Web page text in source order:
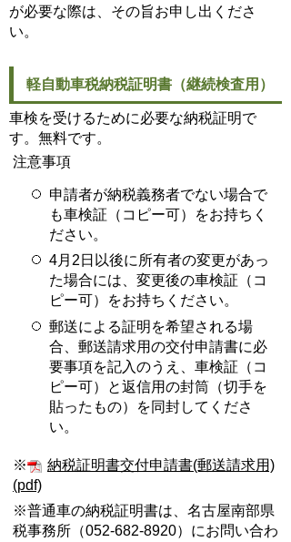
が必要な際は、その旨お申し出くださ
い。
軽自動車税納税証明書（継続検査用）
車検を受けるために必要な納税証明で
す。無料です。
注意事項
申請者が納税義務者でない場合で
も車検証（コピー可）をお持ちく
ださい。
4月2日以後に所有者の変更があっ
た場合には、変更後の車検証（コ
ピー可）をお持ちください。
郵送による証明を希望される場
合、郵送請求用の交付申請書に必
要事項を記入のうえ、車検証（コ
ピー可）と返信用の封筒（切手を
貼ったもの）を同封してくださ
い。
※
納税証明書交付申請書(郵送請求用)
(pdf)
※普通車の納税証明書は、名古屋南部県
税事務所（052-682-8920）にお問い合わ